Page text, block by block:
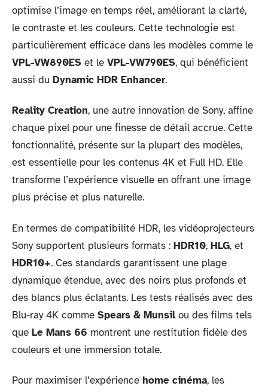
optimise l’image en temps réel, améliorant la clarté,
le contraste et les couleurs. Cette technologie est
particulièrement efficace dans les modèles comme le
VPL-VW890ES et le VPL-VW790ES, qui bénéficient
aussi du Dynamic HDR Enhancer.
Reality Creation, une autre innovation de Sony, affine
chaque pixel pour une finesse de détail accrue. Cette
fonctionnalité, présente sur la plupart des modèles,
est essentielle pour les contenus 4K et Full HD. Elle
transforme l’expérience visuelle en offrant une image
plus précise et plus naturelle.
En termes de compatibilité HDR, les vidéoprojecteurs
Sony supportent plusieurs formats : HDR10, HLG, et
HDR10+. Ces standards garantissent une plage
dynamique étendue, avec des noirs plus profonds et
des blancs plus éclatants. Les tests réalisés avec des
Blu-ray 4K comme Spears & Munsilou des films tels
que Le Mans 66 montrent une restitution fidèle des
couleurs et une immersion totale.
Pour maximiser l’expérience home cinéma, les